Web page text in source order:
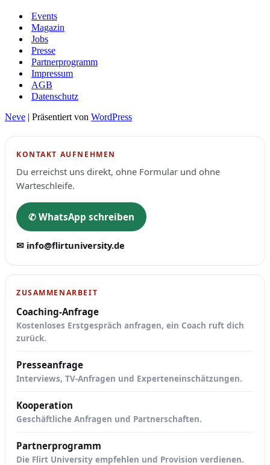
Events
Magazin
Jobs
Presse
Partnerprogramm
Impressum
AGB
Datenschutz
Neve | Präsentiert von WordPress
KONTAKT AUFNEHMEN
Du erreichst uns direkt, ohne Formular und ohne
Warteschleife.
✆ WhatsApp schreiben
✉ info@flirtuniversity.de
ZUSAMMENARBEIT
Coaching-Anfrage
Kostenloses Erstgespräch anfragen, ein Coach ruft dich
zurück.
Presseanfrage
Interviews, TV-Anfragen und Experteneinschätzungen.
Kooperation
Geschäftliche Anfragen und Partnerschaften.
Partnerprogramm
Die Flirt University empfehlen und Provision verdienen.